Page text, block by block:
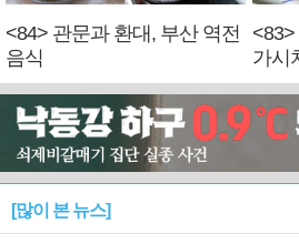
<84> 관문과 환대, 부산 역전
음식
가시
[많이 본 뉴스]